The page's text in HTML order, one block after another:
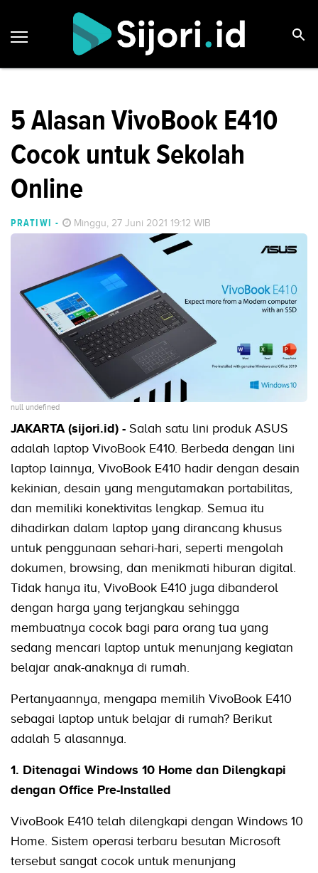
5 Alasan VivoBook E410
Cocok untuk Sekolah
Online
PRATIWI - Minggu, 27 Juni 2021 19:12 WIB
null undefined
JAKARTA (sijori.id) - Salah satu lini produk ASUS
adalah laptop VivoBook E410. Berbeda dengan lini
laptop lainnya, VivoBook E410 hadir dengan desain
kekinian, desain yang mengutamakan portabilitas,
dan memiliki konektivitas lengkap. Semua itu
dihadirkan dalam laptop yang dirancang khusus
untuk penggunaan sehari-hari, seperti mengolah
dokumen, browsing, dan menikmati hiburan digital.
Tidak hanya itu, VivoBook E410 juga dibanderol
dengan harga yang terjangkau sehingga
membuatnya cocok bagi para orang tua yang
sedang mencari laptop untuk menunjang kegiatan
belajar anak-anaknya di rumah.
Pertanyaannya, mengapa memilih VivoBook E410
sebagai laptop untuk belajar di rumah? Berikut
adalah 5 alasannya.
1. Ditenagai Windows 10 Home dan Dilengkapi
dengan Office Pre-Installed
VivoBook E410 telah dilengkapi dengan Windows 10
Home. Sistem operasi terbaru besutan Microsoft
tersebut sangat cocok untuk menunjang